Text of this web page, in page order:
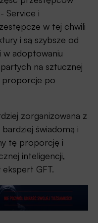
Service i
w tej chwili
i są szybsze od
w adoptowaniu
na sztucznej
proporcje po
zorganizowana z
świadomą i
tę proporcję i
inteligencji,
ekspert GFT.